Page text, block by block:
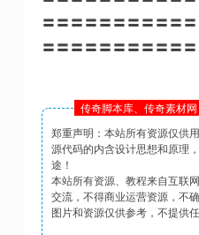
〓〓〓〓〓〓〓〓〓〓
〓〓〓〓〓〓〓〓〓〓
传奇脚本库、传奇素材
郑重声明：本站所有资源仅供
源代码的内含设计思想和原理
途！
本站所有资源、教程来自互联
交流，不得商业运营资源，不
图片和资源仅供参考，不提供